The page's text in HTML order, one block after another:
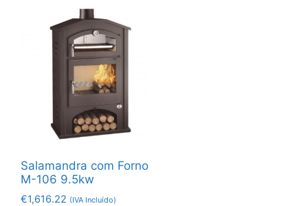
Salamandra com Forno
M-106 9.5kw
€1,616.22 (IVA Incluído)